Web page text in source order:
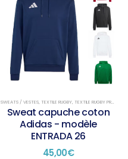
SWEATS / VESTES, TEXTILE RUGBY, TEXTILE RUGBY PRÉSENTATION
Sweat capuche coton
Adidas - modèle
ENTRADA 26
45,00€